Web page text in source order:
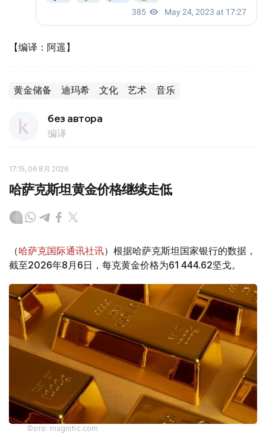
【编译：阿遥】
黄金储备 迪玛希 文化 艺术 音乐
без автора
编译
17:15, 06 8月 2026
哈萨克斯坦黄金价格继续走低
（哈萨克国际通讯社讯）根据哈萨克斯坦国家银行的数据，
截至2026年8月6日，每克黄金价格为61 444.62坚戈。
Фото: magnific.com